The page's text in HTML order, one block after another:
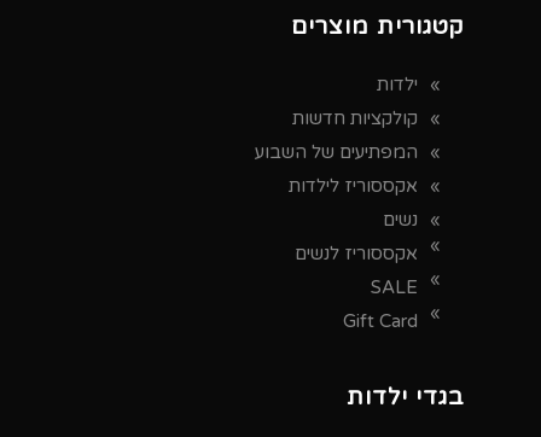
קטגורית מוצרים
ילדות
קולקציות חדשות
המפתיעים של השבוע
אקססוריז לילדות
נשים
אקססוריז לנשים
SALE
Gift Card
בגדי ילדות